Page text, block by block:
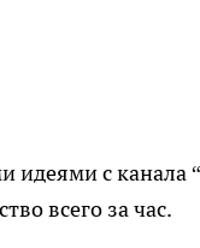
с канала
всего за час.